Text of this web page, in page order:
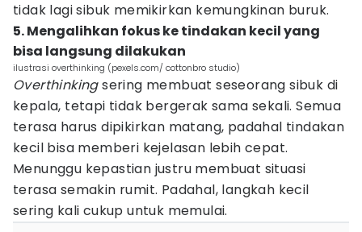
tidak lagi sibuk memikirkan kemungkinan buruk.
5. Mengalihkan fokus ke tindakan kecil yang
bisa langsung dilakukan
ilustrasi overthinking (pexels.com/ cottonbro studio)
Overthinkingsering membuat seseorang sibuk di
kepala, tetapi tidak bergerak sama sekali. Semua
terasa harus dipikirkan matang, padahal tindakan
kecil bisa memberi kejelasan lebih cepat.
Menunggu kepastian justru membuat situasi
terasa semakin rumit. Padahal, langkah kecil
sering kali cukup untuk memulai.